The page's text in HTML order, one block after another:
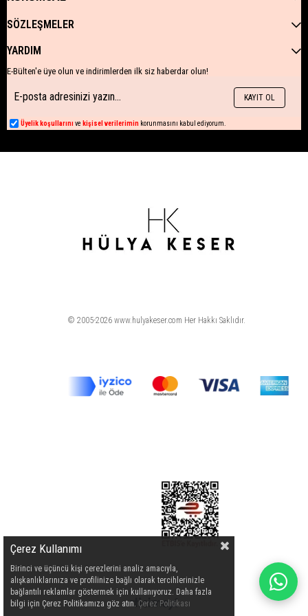
SÖZLEŞMELER
YARDIM
E-Bülten'e üye olun ve indirimlerden ilk siz haberdar olun!
KAYIT OL
Üyelik koşullarını ve kişisel verilerimin korunmasını kabul ediyorum.
© 2005-2026 www.hulyakeser.com Her Hakkı Saklıdır.
Çerez Kullanımı
Birinci ve üçüncü kişi çerezlerini analiz amacıyla,
alışkanlıklarınıza ve profilinize bağlı olarak tercihlerinizle
bağlantılı reklamlar göstermek için kullanıyoruz. Daha fazla
bilgi için Çerez Politikamıza göz atın. Çerez Politikası